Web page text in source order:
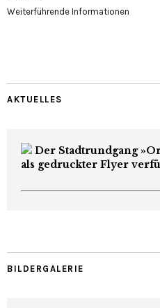
Weiterführende Informationen
AKTUELLES
Der Stadtrundgang
als gedruckter Flyer
BILDERGALERIE